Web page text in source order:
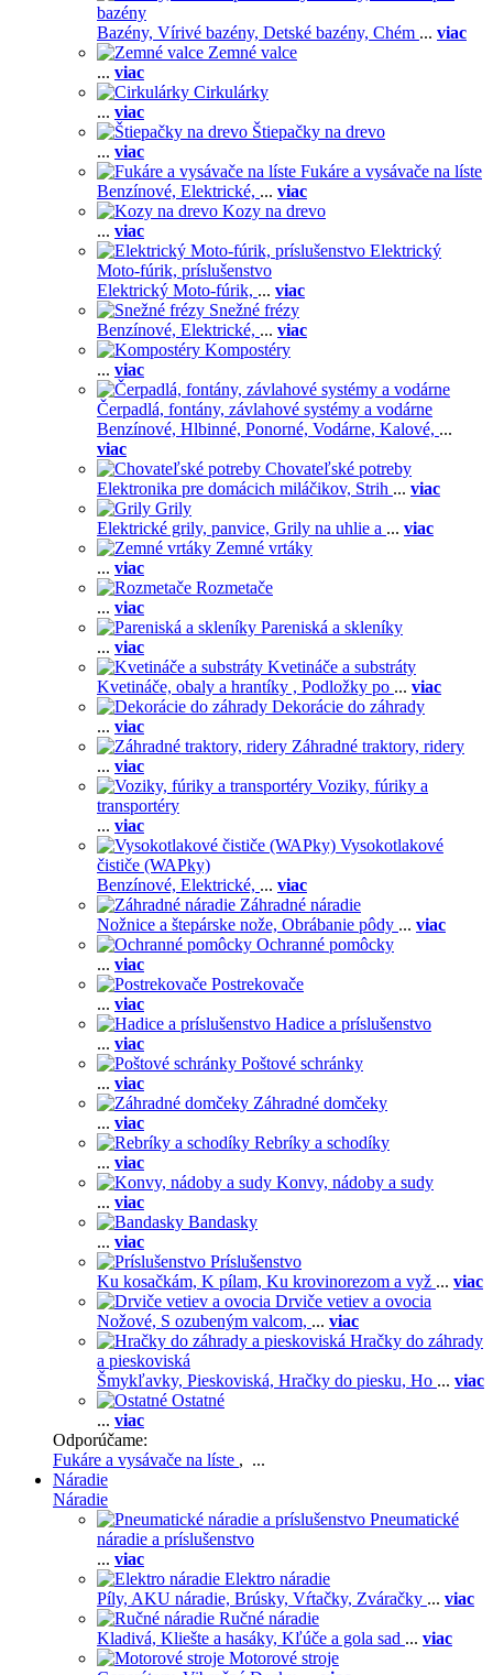
bazény
Bazény, Vírivé bazény, Detské bazény, Chém ... viac
Zemné valce
... viac
Cirkulárky
... viac
Štiepačky na drevo
... viac
Fukáre a vysávače na líste
Benzínové, Elektrické, ... viac
Kozy na drevo
... viac
Elektrický
Moto-fúrik, príslušenstvo
Elektrický Moto-fúrik, ... viac
Snežné frézy
Benzínové, Elektrické, ... viac
Kompostéry
... viac
Čerpadlá, fontány, závlahové systémy a vodárne
Benzínové, Hlbinné, Ponorné, Vodárne, Kalové, ...
viac
Chovateľské potreby
Elektronika pre domácich miláčikov, Strih ... viac
Grily
Elektrické grily, panvice, Grily na uhlie a ... viac
Zemné vrtáky
... viac
Rozmetače
... viac
Pareniská a skleníky
... viac
Kvetináče a substráty
Kvetináče, obaly a hrantíky , Podložky po ... viac
Dekorácie do záhrady
... viac
Záhradné traktory, ridery
... viac
Voziky, fúriky a
transportéry
... viac
Vysokotlakové
čističe (WAPky)
Benzínové, Elektrické, ... viac
Záhradné náradie
Nožnice a štepárske nože, Obrábanie pôdy ... viac
Ochranné pomôcky
... viac
Postrekovače
... viac
Hadice a príslušenstvo
... viac
Poštové schránky
... viac
Záhradné domčeky
... viac
Rebríky a schodíky
... viac
Konvy, nádoby a sudy
... viac
Bandasky
... viac
Príslušenstvo
Ku kosačkám, K pílam, Ku krovinorezom a vyž ... viac
Drviče vetiev a ovocia
Nožové, S ozubeným valcom, ... viac
Hračky do záhrady
a pieskoviská
Šmykľavky, Pieskoviská, Hračky do piesku, Ho ... viac
Ostatné
... viac
Odporúčame:
Fukáre a vysávače na líste , ...
Náradie
Náradie
Pneumatické
náradie a príslušenstvo
... viac
Elektro náradie
Píly, AKU náradie, Brúsky, Vŕtačky, Zváračky ... viac
Ručné náradie
Kladivá, Kliešte a hasáky, Kľúče a gola sad ... viac
Motorové stroje